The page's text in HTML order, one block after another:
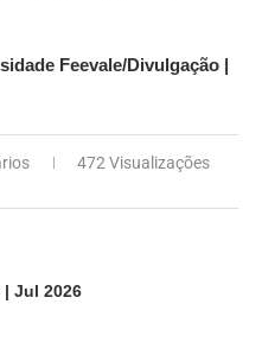
Feevale/Divulgação |
472 Visualizações
| Jul 2026